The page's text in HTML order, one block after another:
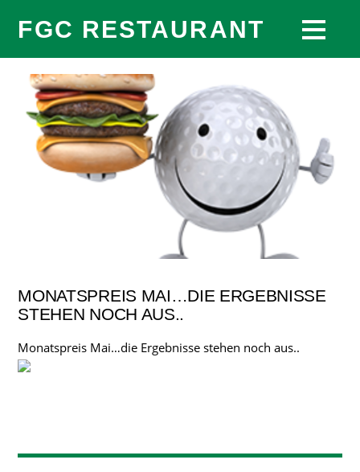
FGC RESTAURANT
MONATSPREIS MAI…DIE ERGEBNISSE
STEHEN NOCH AUS..
Monatspreis Mai…die Ergebnisse stehen noch aus..